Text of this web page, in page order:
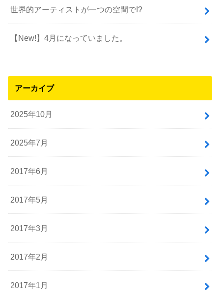
世界的アーティストが一つの空間で!?
【New!】4月になっていました。
アーカイブ
2025年10月
2025年7月
2017年6月
2017年5月
2017年3月
2017年2月
2017年1月